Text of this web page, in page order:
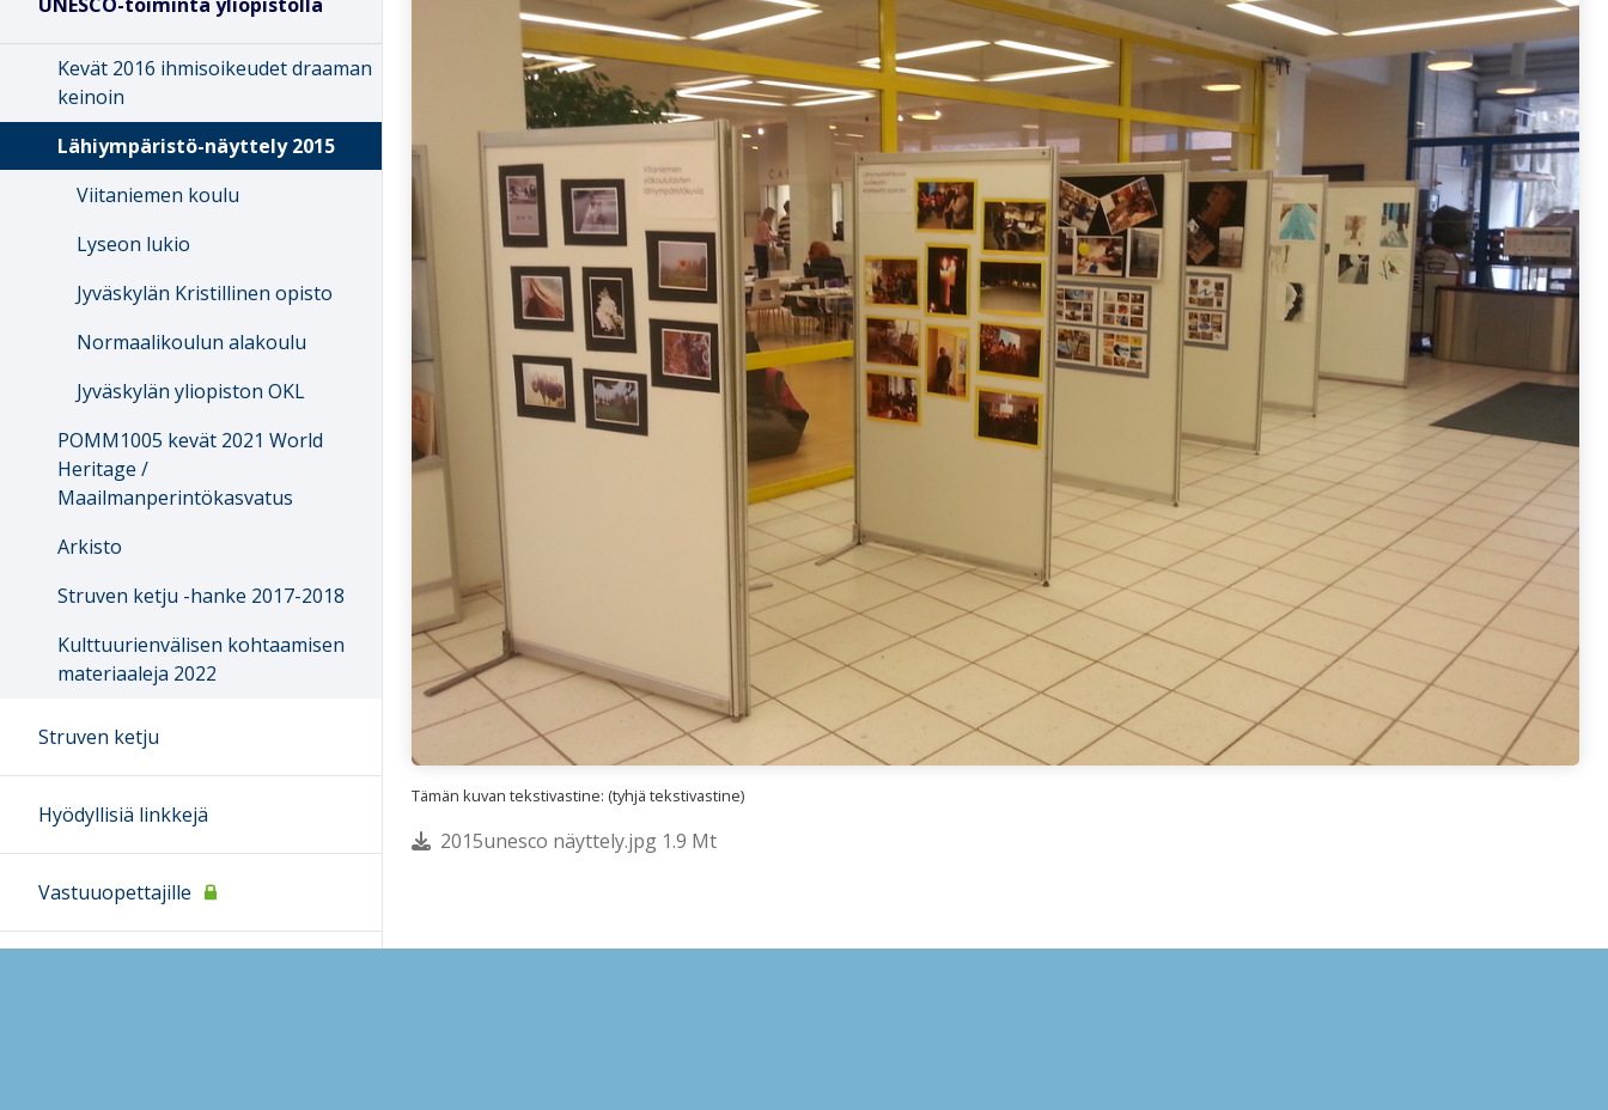
Tämän kuvan tekstivastine: (tyhjä tekstivastine)
2015unesco näyttely.jpg 1.9 Mt
Kevät 2016 ihmisoikeudet draaman
keinoin
Lähiympäristö-näyttely 2015
Viitaniemen koulu
Lyseon lukio
Jyväskylän Kristillinen opisto
Normaalikoulun alakoulu
Jyväskylän yliopiston OKL
POMM1005 kevät 2021 World
Heritage /
Maailmanperintökasvatus
Arkisto
Struven ketju -hanke 2017-2018
Kulttuurienvälisen kohtaamisen
materiaaleja 2022
Struven ketju
Hyödyllisiä linkkejä
Vastuuopettajille